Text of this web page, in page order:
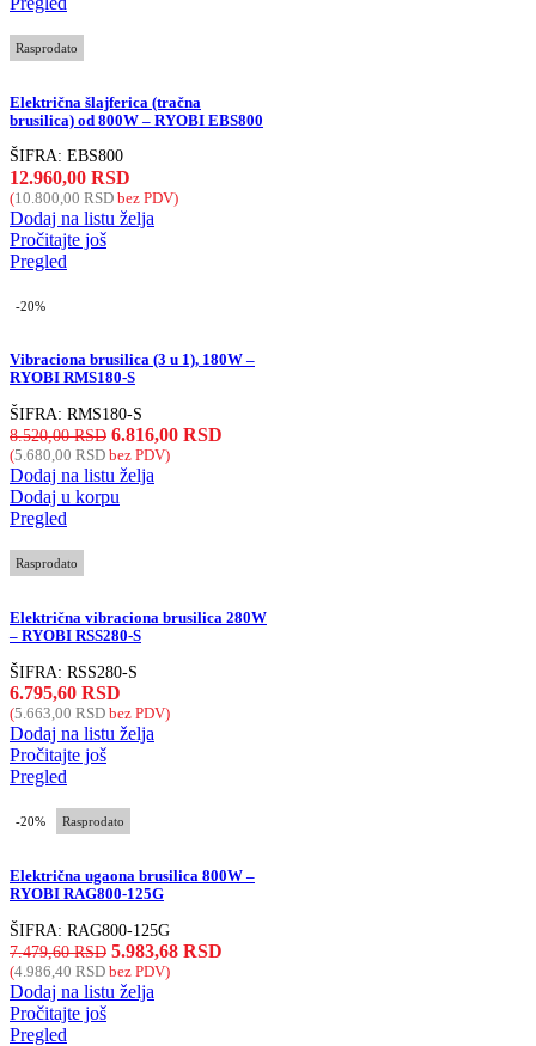
Rasprodato
Električna šlajferica (tračna
brusilica) od 800W – RYOBI EBS800
ŠIFRA: EBS800
12.960,00 RSD
(10.800,00 RSD bez PDV)
Dodaj na listu želja
Pročitajte još
Pregled
-20%
Vibraciona brusilica (3 u 1), 180W –
RYOBI RMS180-S
ŠIFRA: RMS180-S
8.520,00RSD 6.816,00 RSD
(5.680,00 RSD bez PDV)
Dodaj na listu želja
Dodaj u korpu
Pregled
Rasprodato
Električna vibraciona brusilica 280W
– RYOBI RSS280-S
ŠIFRA: RSS280-S
6.795,60 RSD
(5.663,00 RSD bez PDV)
Dodaj na listu želja
Pročitajte još
Pregled
-20% Rasprodato
Električna ugaona brusilica 800W –
RYOBI RAG800-125G
ŠIFRA: RAG800-125G
7.479,60RSD 5.983,68 RSD
(4.986,40 RSD bez PDV)
Dodaj na listu želja
Pročitajte još
Pregled